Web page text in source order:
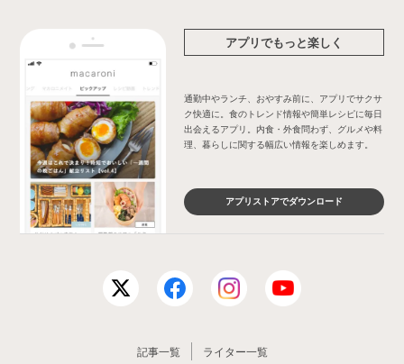
アプリでもっと楽しく
通勤中やランチ、おやすみ前に、アプリでサクサ
ク快適に。食のトレンド情報や簡単レシピに毎日
出会えるアプリ。内食・外食問わず、グルメや料
理、暮らしに関する幅広い情報を楽しめます。
アプリストアでダウンロード
記事一覧
ライター一覧